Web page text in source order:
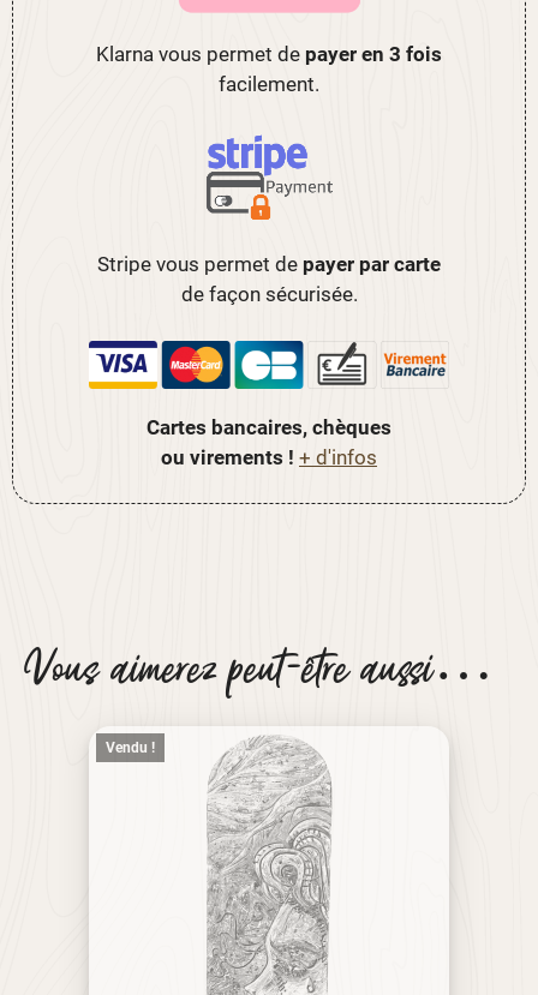
Klarna vous permet de payer en 3 fois
facilement.
Stripe vous permet de payer par carte
de façon sécurisée.
Cartes bancaires, chèques
ou virements ! + d'infos
Vous aimerez peut-être aussi…
Vendu !